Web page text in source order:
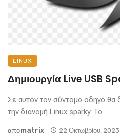
LINUX
Δημιουργία Live USB
Σε αυτόν τον σύντομο οδηγό θα
την διανομή Linux sparky. Το ...
απο Matrix 22 Οκτωβρίου, 2023